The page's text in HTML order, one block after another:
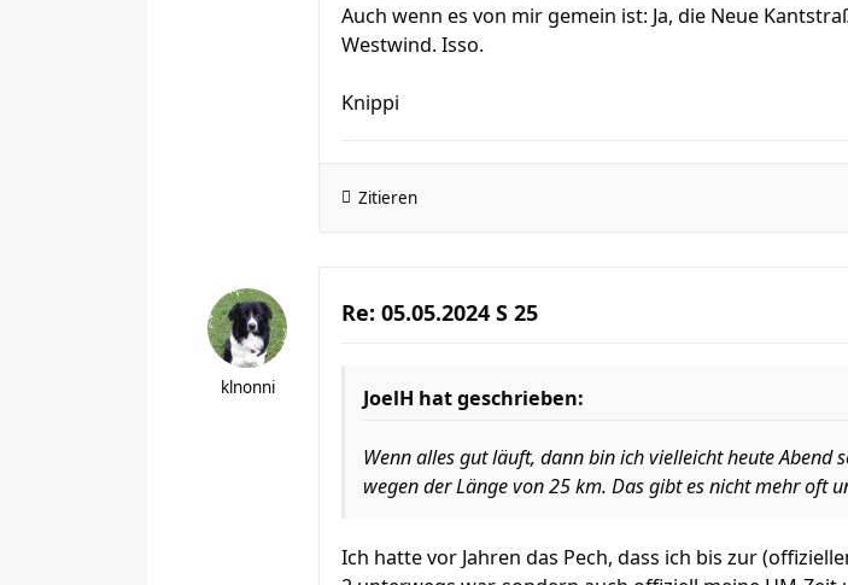
Auch wenn es von mir gemein ist: Ja, die Neue
Westwind. Isso.
Knippi
Zitieren
klnonni
Re: 05.05.2024 S 25
JoelH hat geschrieben:
Wenn alles gut läuft, dann bin ich vielleicht heute Abend
wegen der Länge von 25 km. Das gibt es nicht mehr oft
Ich hatte vor Jahren das Pech, dass ich bis zur